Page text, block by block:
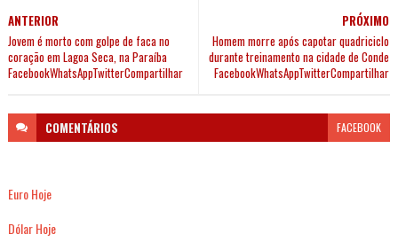
PRÓXIMO
Homem morre após capotar quadriciclo
durante treinamento na cidade de Conde
FacebookWhatsAppTwitterCompartilhar
ANTERIOR
Jovem é morto com golpe de faca no
coração em Lagoa Seca, na Paraíba
FacebookWhatsAppTwitterCompartilhar
COMENTÁRIOS FACEBOOK
Euro Hoje
Dólar Hoje